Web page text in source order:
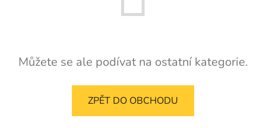
Můžete se ale podívat na ostatní kategorie.
ZPĚT DO OBCHODU